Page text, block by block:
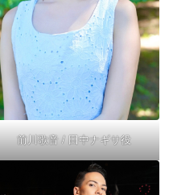
前川歌音 / 田中ナギサ役